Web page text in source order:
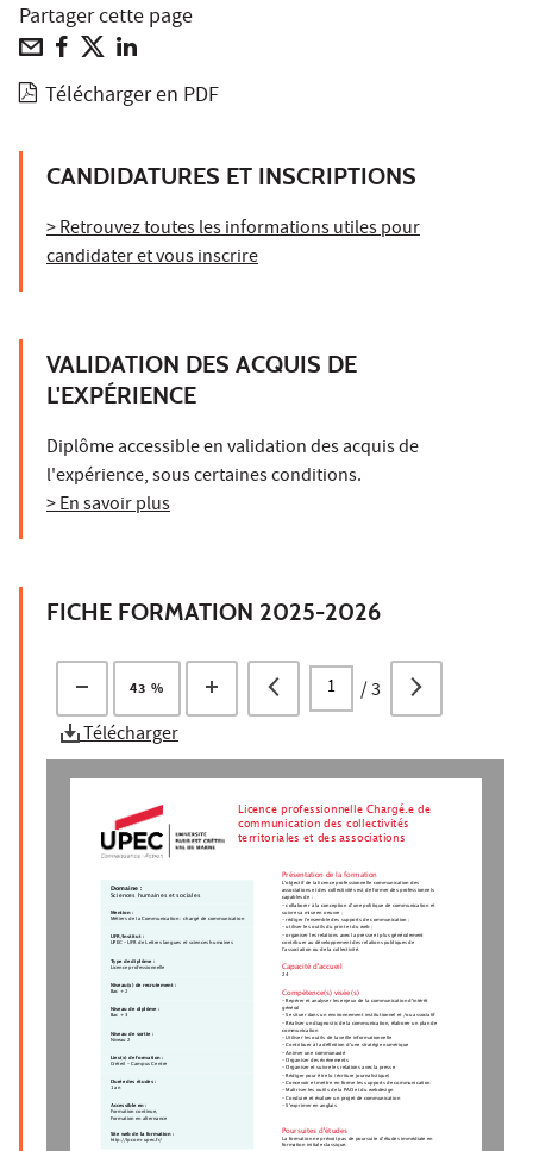
Partager cette page
Télécharger en PDF
CANDIDATURES ET INSCRIPTIONS
> Retrouvez toutes les informations utiles pour
candidater et vous inscrire
VALIDATION DES ACQUIS DE
L'EXPÉRIENCE
Diplôme accessible en validation des acquis de
l'expérience, sous certaines conditions.
> En savoir plus
FICHE FORMATION 2025-2026
43 % /3
Télécharger
Licence professionnelle Chargé.e de
communication des collectivités
territoriales et des associations
Présentation de la formation
L’objectif de la licence professionnelle communication des
associations et des collectivités est de former des professionnels
capables de :
- collaborer à la conception d’une politique de communication et
suivre sa mise en oeuvre ;
- rédiger l’ensemble des supports de communication ;
- utiliser les outils du print et du web ;
- organiser les relations avec la presse et plus généralement
contribuer au développement des relations publiques de
l’association ou de la collectivité.
Capacité d'accueil
24
Compétence(s) visée(s)
- Repérer et analyser les enjeux de la communication d'intérêt
général
- Se situer dans un environnement institutionnel et /ou associatif
- Réaliser un diagnostic de la communication, élaborer un plan de
communication
- Utiliser les outils de la veille informationnelle
- Contribuer à la définition d’une stratégie numérique
- Animer une communauté
- Organiser des événements
- Organiser et suivre les relations avec la presse
- Rédiger pour être lu (écriture journalistique)
- Concevoir et mettre en forme les supports de communication
- Maîtriser les outils de la PAO et du webdesign
- Conduire et évaluer un projet de communication
- S'exprimer en anglais
Poursuites d'études
La formation ne prévoit pas de poursuite d’études immédiate en
formation initiale classique.
Domaine :
Sciences humaines et sociales
Mention :
Métiers de la Communication : chargé de communication
UFR/Institut :
UPEC - UFR de Lettres langues et sciences humaines
Type de diplôme :
Licence professionnelle
Niveau(x) de recrutement :
Bac + 2
Niveau de diplôme :
Bac + 3
Niveau de sortie :
Niveau 2
Lieu(x) de formation :
Créteil - Campus Centre
Durée des études :
1 an
Accessible en :
Formation continue,
Formation en alternance
Site web de la formation :
http://lpcom-upec.fr/